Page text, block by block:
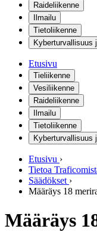
Raideliikenne
Ilmailu
Tietoliikenne
Kyberturvallisuus
Etusivu
Tieliikenne
Vesiliikenne
Raideliikenne
Ilmailu
Tietoliikenne
Kyberturvallisuus
Etusivu ›
Tietoa
Säädökset ›
Määräys 18
Määräys